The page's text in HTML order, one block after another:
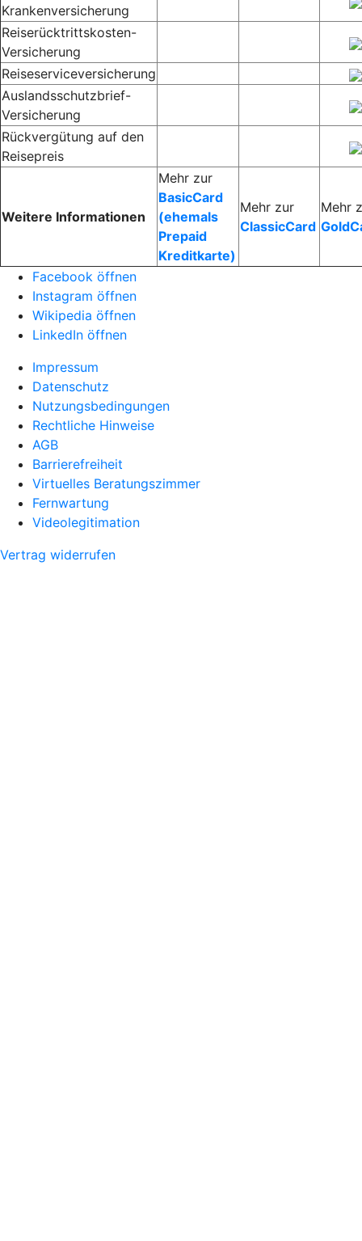
Krankenversicherung
Reiserücktrittskosten-
Versicherung
Reiseserviceversicherung
Auslandsschutzbrief-
Versicherung
Rückvergütung auf den
Reisepreis
Weitere Informationen
Mehr zur
BasicCard
(ehemals
Prepaid
Kreditkarte)
Mehr zur
ClassicCard
Mehr
Facebook öffnen
Instagram öffnen
Wikipedia öffnen
LinkedIn öffnen
Impressum
Datenschutz
Nutzungsbedingungen
Rechtliche Hinweise
AGB
Barrierefreiheit
Virtuelles Beratungszimmer
Fernwartung
Videolegitimation
Vertrag widerrufen